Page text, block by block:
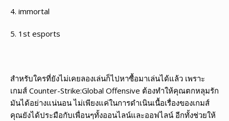
4. immortal
5. 1st esports
สำหรับใครที่ยังไม่เคยลองเล่นก็ไปหาซื้อมาเล่นได้แล้ว เพราะ
เกมส์ Counter-Strike:Global Offensive ต้องทำให้คุณตกหลุมรัก
มันได้อย่างแน่นอน ไม่เพียงแค่ในการดำเนินเนื้อเรื่องของเกมส์
คุณยังได้ประมือกับเพื่อนๆทั้งออนไลน์และออฟไลน์ อีกทั้งช่วยให้